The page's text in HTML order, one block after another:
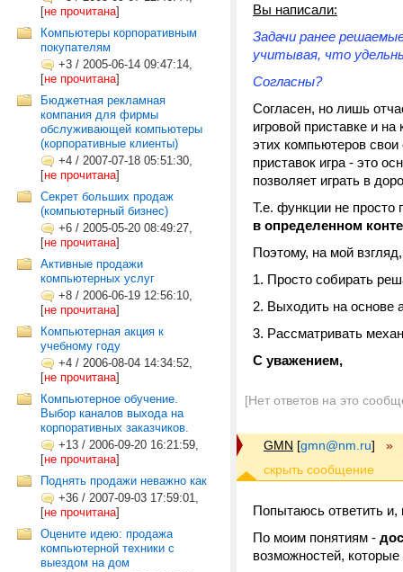
[не прочитана]
Компьютеры корпоративным
покупателям
+3 / 2005-06-14 09:47:14,
[не прочитана]
Бюджетная рекламная
компания для фирмы
обслуживающей компьютеры
(корпоративные клиенты)
+4 / 2007-07-18 05:51:30,
[не прочитана]
Секрет больших продаж
(компьютерный бизнес)
+6 / 2005-05-20 08:49:27,
[не прочитана]
Активные продажи
компьютерных услуг
+8 / 2006-06-19 12:56:10,
[не прочитана]
Компьютерная акция к
учебному году
+4 / 2006-08-04 14:34:52,
[не прочитана]
Компьютерное обучение.
Выбор каналов выхода на
корпоративных заказчиков.
+13 / 2006-09-20 16:21:59,
[не прочитана]
Поднять продажи неважно как
+36 / 2007-09-03 17:59:01,
[не прочитана]
Оцените идею: продажа
компьютерной техники с
выездом на дом
Вы написали:
Задачи ранее
учитывая, что
Согласны?
Согласен, но лишь
игровой приставке и
этих компьютеров
приставок игра - это
позволяет играть в
Т.е. функции не
в определенном
Поэтому, на мой
Просто собирать
Выходить на основе
Рассматривать
С уважением,
[Нет ответов на это
GMN [gmn@nm.ru] »
Попытаюсь ответить
По моим понятиям -
возможностей,